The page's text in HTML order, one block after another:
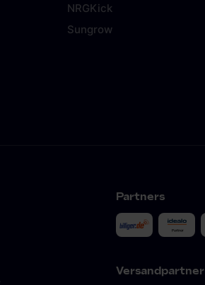
NRGKick
Sungrow
Partners
Versandpartner